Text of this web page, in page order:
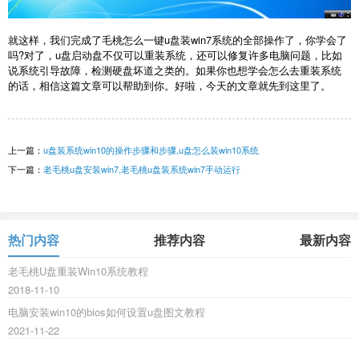
就这样，我们完成了毛桃怎么一键u盘装win7系统的全部操作了，你学会了
吗?对了，u盘启动盘不仅可以重装系统，还可以修复许多电脑问题，比如
说系统引导故障，检测硬盘坏道之类的。如果你也想学会怎么去重装系统
的话，相信这篇文章可以帮助到你。好啦，今天的文章就先到这里了。
上一篇： u盘装系统win10的操作步骤和步骤,u盘怎么装win10系统
下一篇： 老毛桃u盘安装win7,老毛桃u盘装系统win7手动运行
热门内容 推荐内容 最新内容
老毛桃U盘重装Win10系统教程
2018-11-10
电脑安装win10的bios如何设置u盘图文教程
2021-11-22